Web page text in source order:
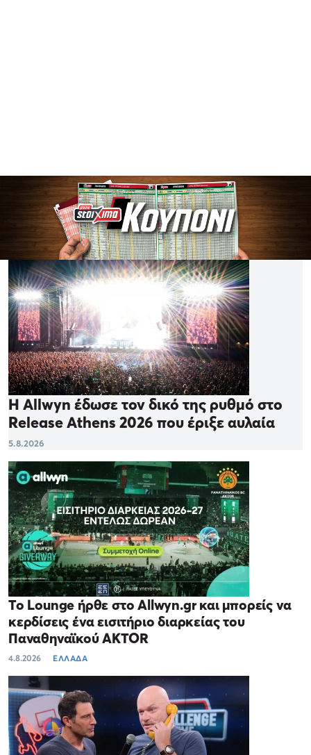
Η Allwyn έδωσε τον δικό της ρυθμό στο
Release Athens 2026 που έριξε αυλαία
5.8.2026
Το Lounge ήρθε στο Allwyn.gr και μπορείς να
κερδίσεις ένα εισιτήριο διαρκείας του
Παναθηναϊκού AKTOR
4.8.2026 ΕΛΛΑΔΑ